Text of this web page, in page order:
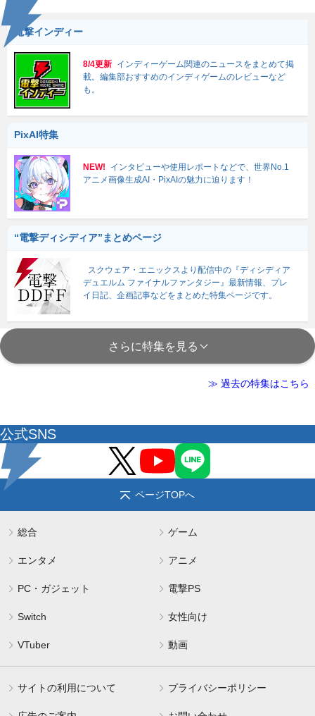
電撃インディー
8/4更新 インディーゲーム関連のニュースをまとめて掲
載。編集部おすすめのインディゲームのレビューなど
も。
PixAI特集
NEW!
インタビューや使用レポートなどで、世界No.1
アニメ画像生成AI・PixAIの魅力に迫ります！
“電撃ディシディア”まとめページ
スクウェア・エニックスより配信中の『ディシディア
デュエルム ファイナルファンタジー』最新情報、プレ
イ日記、企画記事などをまとめた特集ページです。
さらに特集を見る
≫ 過去の特集はこちら
公式SNS
ページTOPへ
総合 ゲーム
エンタメ アニメ
PC・ガジェット 電撃PS
Switch 女性向け
VTuber 動画
サイトの利用について プライバシーポリシー